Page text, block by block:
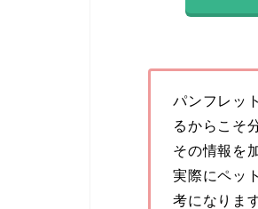
パンフレッ
るからこそ
その情報を
実際にペッ
考になりま